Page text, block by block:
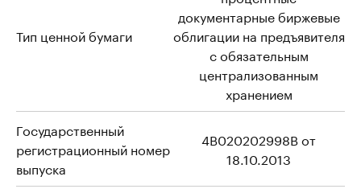
Тип ценной бумаги
документарные биржевые
облигации на предъявителя
с обязательным
централизованным
хранением
Государственный
регистрационный номер
выпуска
4B020202998B от
18.10.2013